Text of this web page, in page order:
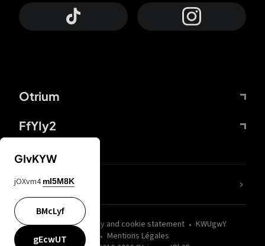
Otrium
FfYIy2
wZQPfd Privacy and cookie statement
KWUgwY
Mentions Légales
nLC6tu
GIvKYW
jOXvm4 mI5M8K
BMcLyf
gEcwUT